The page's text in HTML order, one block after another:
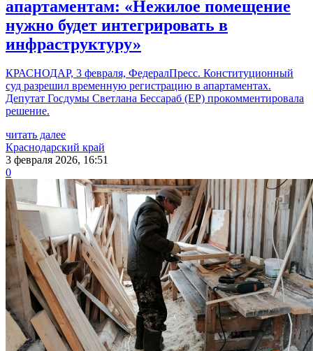
апартаментам: «Нежилое помещение
нужно будет интегрировать в
инфраструктуру»
КРАСНОДАР, 3 февраля, ФедералПресс. Конституционный
суд разрешил временную регистрацию в апартаментах.
Депутат Госдумы Светлана Бессараб (ЕР) прокомментировала
решение.
читать далее
Краснодарский край
3 февраля 2026, 16:51
0